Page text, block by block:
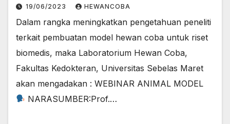
19/06/2023 HEWANCOBA
Dalam rangka meningkatkan pengetahuan peneliti
terkait pembuatan model hewan coba untuk riset
biomedis, maka Laboratorium Hewan Coba,
Fakultas Kedokteran, Universitas Sebelas Maret
akan mengadakan : WEBINAR ANIMAL MODEL
NARASUMBER:Prof.…